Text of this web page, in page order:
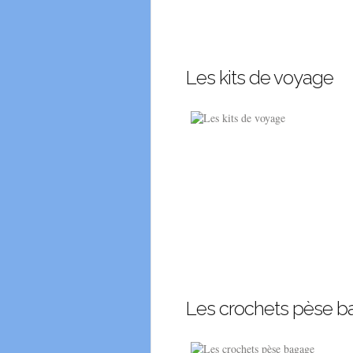
Les kits de voyage
Les crochets pèse